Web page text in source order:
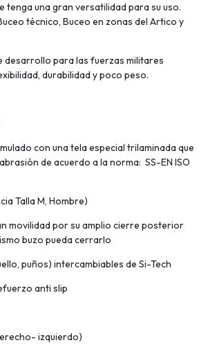
tenga una gran versatilidad para su uso.
técnico, Buceo en zonas del Artico y
desarrollo para las fuerzas militares
durabilidad y poco peso.
con una tela especial trilaminada que
de acuerdo a la norma: SS-EN ISO
Talla M, Hombre)
movilidad por su amplio cierre posterior
buzo pueda cerrarlo
puños) intercambiables de Si-Tech
anti slip
izquierdo)